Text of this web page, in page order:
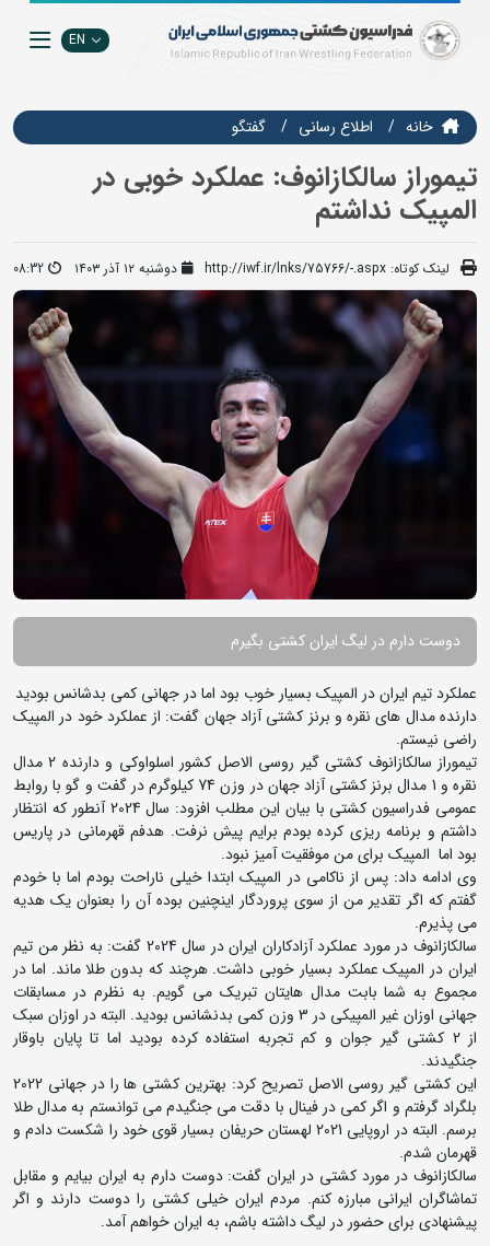
EN
خانه اطلاع رسانی گفتگو
تیموراز سالکازانوف: عملکرد خوبی در
المپیک نداشتم
لینک کوتاه: http://iwf.ir/lnks/75766/-.aspx دوشنبه ۱۲ آذر ۱۴۰۳ 08:32
دوست دارم در لیگ ایران کشتی بگیرم
عملکرد تیم ایران در المپیک بسیار خوب بود اما در جهانی کمی بدشانس بودید
دارنده مدال های نقره و برنز کشتی آزاد جهان گفت: از عملکرد خود در المپیک
راضی نیستم.
تیموراز سالکازانوف کشتی گیر روسی الاصل کشور اسلواوکی و دارنده 2 مدال
نقره و 1 مدال برنز کشتی آزاد جهان در وزن 74 کیلوگرم در گفت و گو با روابط
عمومی فدراسیون کشتی با بیان این مطلب افزود: سال 2024 آنطور که انتظار
داشتم و برنامه ریزی کرده بودم برایم پیش نرفت. هدفم قهرمانی در پاریس
بود اما المپیک برای من موفقیت آمیز نبود.
وی ادامه داد: پس از ناکامی در المپیک ابتدا خیلی ناراحت بودم اما با خودم
گفتم که اگر تقدیر من از سوی پروردگار اینچنین بوده آن را بعنوان یک هدیه
می پذیرم.
سالکازانوف در مورد عملکرد آزادکاران ایران در سال 2024 گفت: به نظر من تیم
ایران در المپیک عملکرد بسیار خوبی داشت. هرچند که بدون طلا ماند. اما در
مجموع به شما بابت مدال هایتان تبریک می گویم. به نظرم در مسابقات
جهانی اوزان غیر المپیکی در 3 وزن کمی بدنشانس بودید. البته در اوزان سبک
از 2 کشتی گیر جوان و کم تجربه استفاده کرده بودید اما تا پایان باوقار
جنگیدند.
این کشتی گیر روسی الاصل تصریح کرد: بهترین کشتی ها را در جهانی 2022
بلگراد گرفتم و اگر کمی در فینال با دقت می جنگیدم می توانستم به مدال طلا
برسم. البته در اروپایی 2021 لهستان حریفان بسیار قوی خود را شکست دادم و
قهرمان شدم.
سالکازانوف در مورد کشتی در ایران گفت: دوست دارم به ایران بیایم و مقابل
تماشاگران ایرانی مبارزه کنم. مردم ایران خیلی کشتی را دوست دارند و اگر
پیشنهادی برای حضور در لیگ داشته باشم، به ایران خواهم آمد.